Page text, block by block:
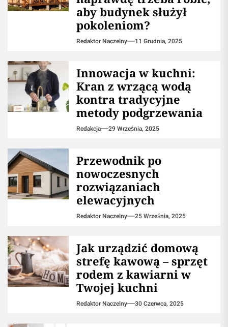
aby budynek służył
pokoleniom?
Redaktor Naczelny 11 Grudnia, 2025
Innowacja w kuchni:
Kran z wrzącą wodą
kontra tradycyjne
metody podgrzewania
Redakcja 29 Września, 2025
Przewodnik po
nowoczesnych
rozwiązaniach
elewacyjnych
Redaktor Naczelny 25 Września, 2025
​Jak urządzić domową
strefę kawową – sprzęt
rodem z kawiarni w
Twojej kuchni
Redaktor Naczelny 30 Czerwca, 2025